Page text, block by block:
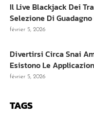
Il Live Blackjack Dei
Selezione Di
février 5, 2026
Divertirsi Circa Snai
Esistono Le
février 5, 2026
TAGS